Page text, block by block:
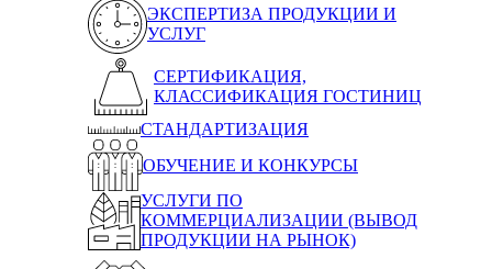
ЭКСПЕРТИЗА ПРОДУКЦИИ И
УСЛУГ
СЕРТИФИКАЦИЯ,
КЛАССИФИКАЦИЯ ГОСТИНИЦ
СТАНДАРТИЗАЦИЯ
ОБУЧЕНИЕ И КОНКУРСЫ
УСЛУГИ ПО
КОММЕРЦИАЛИЗАЦИИ (ВЫВОД
ПРОДУКЦИИ НА РЫНОК)